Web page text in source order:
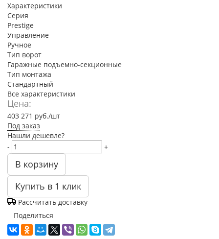
Характеристики
Серия
Prestige
Управление
Ручное
Тип ворот
Гаражные подъемно-секционные
Тип монтажа
Стандартный
Все характеристики
Цена:
403 271 руб./шт
Под заказ
Нашли дешевле?
-
+
В корзину
Купить в 1 клик
Рассчитать доставку
Поделиться